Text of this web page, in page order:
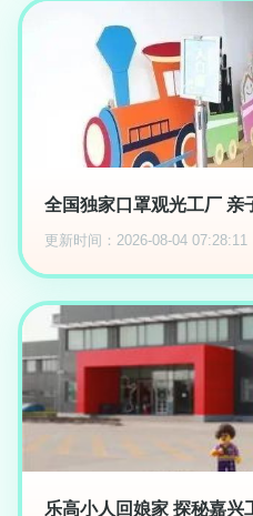
全国独家口罩观光工厂 亲
更新时间：2026-08-04 07:28:11
乐高小人回娘家 探秘嘉兴